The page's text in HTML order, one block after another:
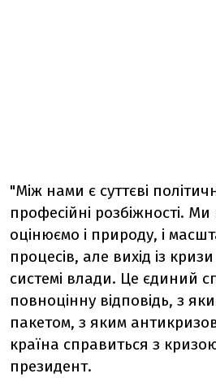
"Між нами є суттєві
професійні розбіжності.
оцінюємо і природу, і
процесів, але вихід із
системі влади. Це єдиний
повноцінну відповідь, з
пакетом, з яким
країна справиться з
президент.